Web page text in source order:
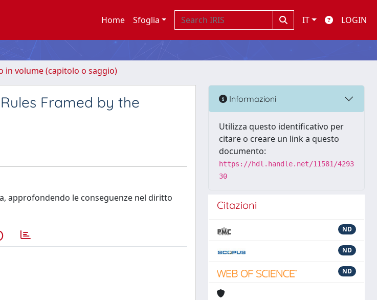
Home Sfoglia IT LOGIN
in volume (capitolo o saggio)
Framed by the
approfondendo le conseguenze nel diritto
Informazioni
Utilizza questo identificativo per
citare o creare un link a questo
documento:
https://hdl.handle.net/11581/4293
30
Citazioni
ND
ND
ND